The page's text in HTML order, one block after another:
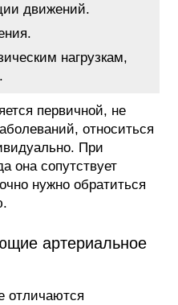
движений.
нагрузкам,
первичной, не
относиться
При
она сопутствует
нужно обратиться
артериальное
отличаются